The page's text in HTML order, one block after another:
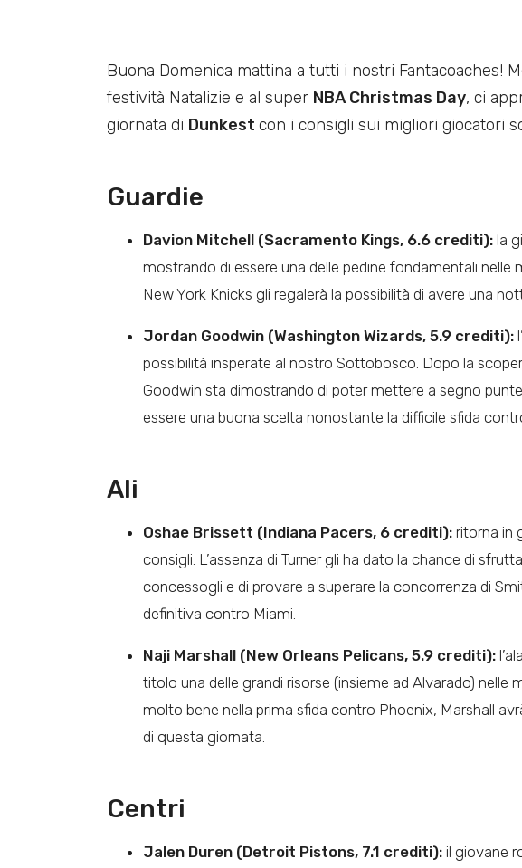
Buona Domenica mattina a tutti i nostri Fantacoaches!
festività Natalizie e al super NBA Christmas Day, ci
giornata di Dunkest con i consigli sui migliori giocatori
Guardie
Davion Mitchell (Sacramento Kings, 6.6 crediti): la
mostrando di essere una delle pedine fondamentali nelle
New York Knicks gli regalerà la possibilità di avere una
Jordan Goodwin (Washington Wizards, 5.9 crediti):
possibilità insperate al nostro Sottobosco. Dopo la
Goodwin sta dimostrando di poter mettere a segno
essere una buona scelta nonostante la difficile sfida
Ali
Oshae Brissett (Indiana Pacers, 6 crediti): ritorna in
consigli. L’assenza di Turner gli ha dato la chance di
concessogli e di provare a superare la concorrenza di
definitiva contro Miami.
Naji Marshall (New Orleans Pelicans, 5.9 crediti):
titolo una delle grandi risorse (insieme ad Alvarado) nelle
molto bene nella prima sfida contro Phoenix, Marshall
di questa giornata.
Centri
Jalen Duren (Detroit Pistons, 7.1 crediti): il giovane